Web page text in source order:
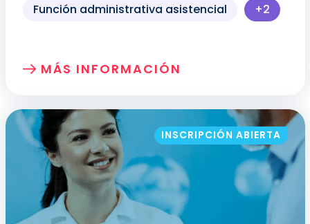
Función administrativa asistencial
+2
Más
MÁS INFORMACIÓN
SOBRE: CONCEPTOS BÁSICOS SOBRE
INSCRIPCIÓN ABIERTA